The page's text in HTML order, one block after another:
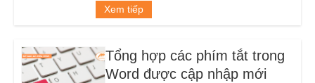
Xem tiếp
Tổng hợp các phím tắt trong
Word được cập nhập mới